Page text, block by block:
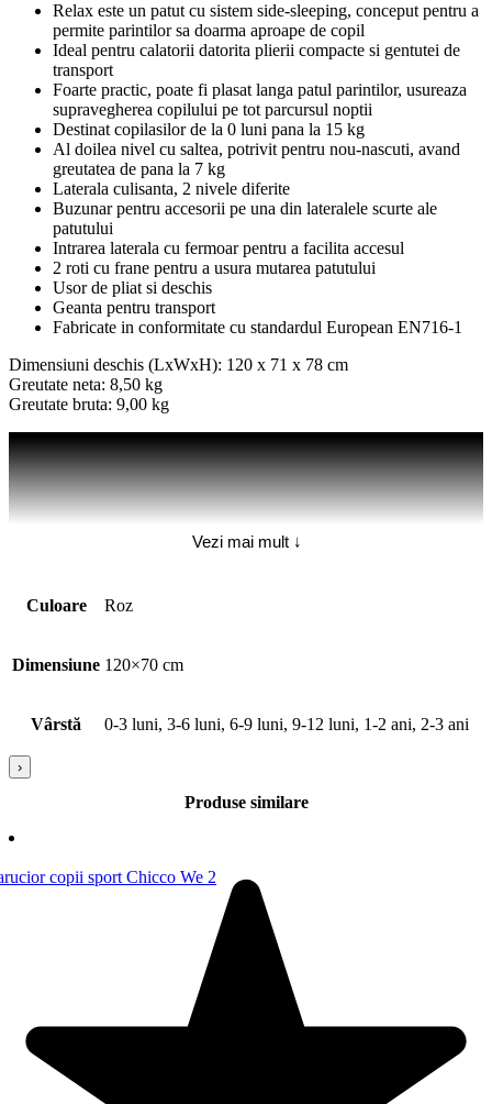
Relax este un patut cu sistem side-sleeping, conceput pentru a
permite parintilor sa doarma aproape de copil
Ideal pentru calatorii datorita plierii compacte si gentutei de
transport
Foarte practic, poate fi plasat langa patul parintilor, usureaza
supravegherea copilului pe tot parcursul noptii
Destinat copilasilor de la 0 luni pana la 15 kg
Al doilea nivel cu saltea, potrivit pentru nou-nascuti, avand
greutatea de pana la 7 kg
Laterala culisanta, 2 nivele diferite
Buzunar pentru accesorii pe una din lateralele scurte ale
patutului
Intrarea laterala cu fermoar pentru a facilita accesul
2 roti cu frane pentru a usura mutarea patutului
Usor de pliat si deschis
Geanta pentru transport
Fabricate in conformitate cu standardul European EN716-1
Dimensiuni deschis (LxWxH): 120 x 71 x 78 cm
Greutate neta: 8,50 kg
Greutate bruta: 9,00 kg
Vezi mai mult ↓
Culoare Roz
Dimensiune 120×70 cm
Vârstă 0-3 luni, 3-6 luni, 6-9 luni, 9-12 luni, 1-2 ani, 2-3 ani
›
Produse similare